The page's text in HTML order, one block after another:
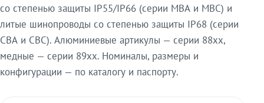
со степенью защиты IP55/IP66 (серии МВА и МВС) и
литые шинопроводы со степенью защиты IP68 (серии
СВА и СВС). Алюминиевые артикулы — серии 88xx,
медные — серии 89xx. Номиналы, размеры и
конфигурации — по каталогу и паспорту.